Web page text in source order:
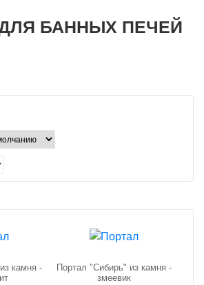
БАННЫХ ПЕЧЕЙ
камня -
Портал "Сибирь" из камня -
змеевик